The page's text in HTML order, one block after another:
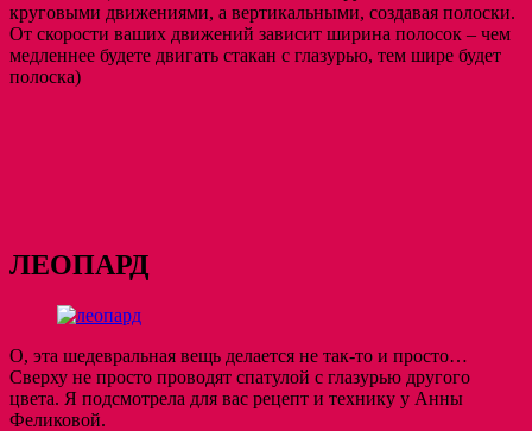
круговыми движениями, а вертикальными, создавая полоски.
От скорости ваших движений зависит ширина полосок – чем
медленнее будете двигать стакан с глазурью, тем шире будет
полоска)
ЛЕОПАРД
О, эта шедевральная вещь делается не так-то и просто…
Сверху не просто проводят спатулой с глазурью другого
цвета. Я подсмотрела для вас рецепт и технику у Анны
Феликовой.